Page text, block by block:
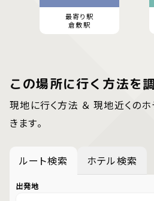
最寄り駅
倉敷駅
この場所に行く方法を
現地に行く方法 ＆ 現地近くの
きます。
ルート検索 ホテル検索
出発地